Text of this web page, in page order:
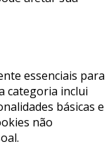
essenciais para
categoria inclui
básicas e
não